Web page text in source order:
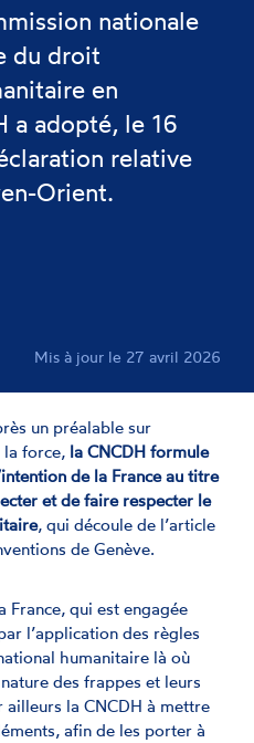
nationale
du droit
en
a adopté, le 16
relative
Orient.
Mis à jour le 27 avril 2026
un préalable sur
la force, la CNCDH formule
de la France au titre
et de faire respecter le
, qui découle de l’article
de Genève.
France, qui est engagée
l’application des règles
humanitaire là où
des frappes et leurs
la CNCDH à mettre
afin de les porter à